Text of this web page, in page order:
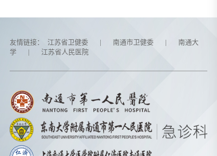
友情链接： 江苏省卫健委 南通市卫健委
南通大
学
江苏省人民医院